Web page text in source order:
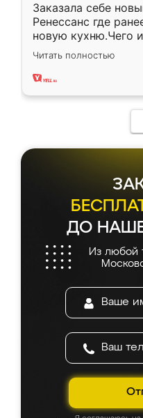
Заказала себе
Ренессанс где
новую кухню.Чего
вполне довольна.
два года, нареканий
Читать полностью
ДО
Из любой